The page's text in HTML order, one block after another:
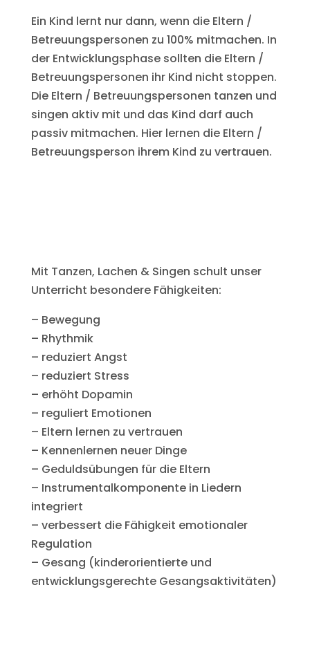
Ein Kind lernt nur dann, wenn die Eltern /
Betreuungspersonen zu 100% mitmachen. In
der Entwicklungsphase sollten die Eltern /
Betreuungspersonen ihr Kind nicht stoppen.
Die Eltern / Betreuungspersonen tanzen und
singen aktiv mit und das Kind darf auch
passiv mitmachen. Hier lernen die Eltern /
Betreuungsperson ihrem Kind zu vertrauen.
Mit Tanzen, Lachen & Singen schult unser
Unterricht besondere Fähigkeiten:
– Bewegung
– Rhythmik
– reduziert Angst
– reduziert Stress
– erhöht Dopamin
– reguliert Emotionen
– Eltern lernen zu vertrauen
– Kennenlernen neuer Dinge
– Geduldsübungen für die Eltern
– Instrumentalkomponente in Liedern
integriert
– verbessert die Fähigkeit emotionaler
Regulation
– Gesang (kinderorientierte und
entwicklungsgerechte Gesangsaktivitäten)